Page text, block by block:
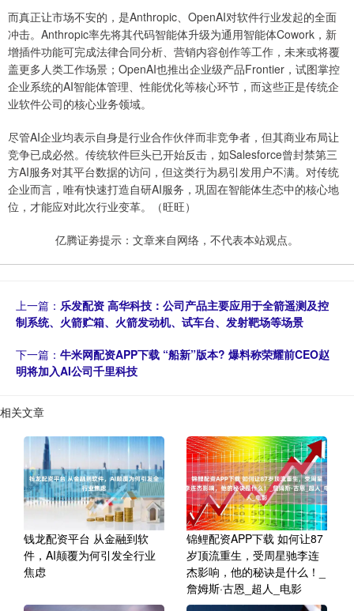
而真正让市场不安的，是Anthropic、OpenAI对软件行业发起的全面
冲击。Anthropic率先将其代码智能体升级为通用智能体Cowork，新
增插件功能可完成法律合同分析、营销内容创作等工作，未来或将覆
盖更多人类工作场景；OpenAI也推出企业级产品Frontier，试图掌控
企业系统的AI智能体管理、性能优化等核心环节，而这些正是传统企
业软件公司的核心业务领域。
尽管AI企业均表示自身是行业合作伙伴而非竞争者，但其商业布局让
竞争已成必然。传统软件巨头已开始反击，如Salesforce曾封禁第三
方AI服务对其平台数据的访问，但这类行为易引发用户不满。对传统
企业而言，唯有快速打造自研AI服务，巩固在智能体生态中的核心地
位，才能应对此次行业变革。（旺旺）
亿腾证劵提示：文章来自网络，不代表本站观点。
上一篇： 乐发配资 高华科技：公司产品主要应用于全箭遥测及控
制系统、火箭贮箱、火箭发动机、试车台、发射靶场等场景
下一篇： 牛米网配资APP下载 “船新”版本? 爆料称荣耀前CEO赵
明将加入AI公司千里科技
相关文章
钱龙配资平台 从金融到软
件，AI颠覆为何引发全行业
焦虑
锦鲤配资APP下载 如何让87
岁顶流重生，受周星驰李连
杰影响，他的秘诀是什么！_
詹姆斯·古恩_超人_电影